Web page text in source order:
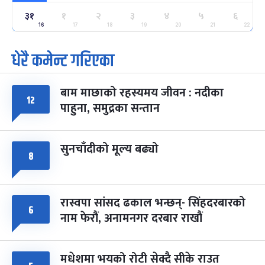
२५
मंगल
ग्याल्पो ल्होसार
फाल्गुन २५, २०८३ Mar 9, 2027
७ महिना बाँकी
७
आइत
पूर्णिमा व्रत
चैत्र ७, २०८३-Mar 21, 2027
८ फागुपूर्णिमा
चैत्र ८, २०८३-Mar 22, 2027
७ महिना बाँकी
३१
16
१
17
२
18
३
19
४
20
५
21
६
22
धेरै कमेन्ट गरिएका
१२ बाम माछाको रहस्यमय जीवन : नदीका
पाहुना, समुद्रका सन्तान
८ सुनचाँदीको मूल्य बढ्यो
६ रास्वपा सांसद ढकाल भन्छन्- सिंहदरबारको
नाम फेरौं, अनामनगर दरबार राखौं
मधेशमा भयको रोटी सेक्दै सीके राउत